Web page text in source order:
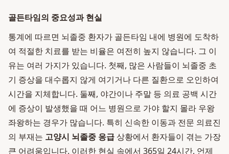
골든타임의 중요성과 현실
통계에 따르면 뇌졸중 환자가 골든타임 내에 병원에 도착하
여 적절한 치료를 받는 비율은 여전히 높지 않습니다. 그 이
유는 여러 가지가 있습니다. 첫째, 많은 사람들이 뇌졸중 초
기 증상을 대수롭지 않게 여기거나 다른 질환으로 오인하여
시간을 지체합니다. 둘째, 야간이나 주말 등 의료 공백 시간
에 증상이 발생했을 때 어느 병원으로 가야 할지 몰라 우왕
좌왕하는 경우가 많습니다. 특히 신속한 이동과 전문 의료진
의 부재는 고양시 뇌졸중 응급상황에서 환자들이 겪는 가장
큰 어려움입니다. 이러한 현실 속에서 365일 24시간, 언제